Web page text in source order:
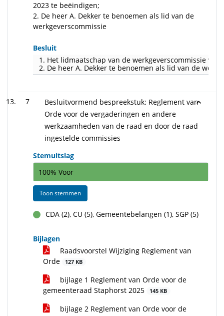
2023 te beëindigen;
2. De heer A. Dekker te benoemen als lid van de
werkgeverscommissie
Besluit
1. Het lidmaatschap van de werkgeverscommissie
2. De heer A. Dekker te benoemen als lid van de
7
Besluitvormend bespreekstuk: Reglement van
Orde voor de vergaderingen en andere
werkzaamheden van de raad en door de raad
ingestelde commissies
Stemuitslag
100% Voor
Toon stemmen
voor
CDA (2), CU (5), Gemeentebelangen (1), SGP (5)
Bijlagen
Raadsvoorstel Wijziging Reglement van
Orde
127 KB
bijlage 1 Reglement van Orde voor de
gemeenteraad Staphorst 2025
145 KB
bijlage 2 Reglement van Orde voor de